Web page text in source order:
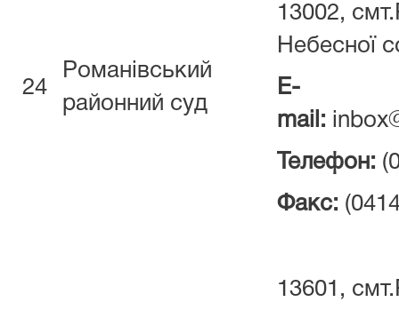
24
Романівський
районний суд
13002,
Небесної
E-
mail:
Телефон:
Факс:
13601,